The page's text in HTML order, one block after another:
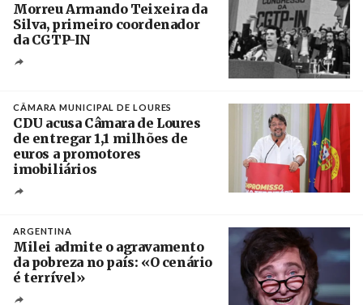
Morreu Armando Teixeira da
Silva, primeiro coordenador
da CGTP-IN
CÂMARA MUNICIPAL DE LOURES
CDU acusa Câmara de Loures
de entregar 1,1 milhões de
euros a promotores
imobiliários
ARGENTINA
Milei admite o agravamento
da pobreza no país: «O cenário
é terrível»